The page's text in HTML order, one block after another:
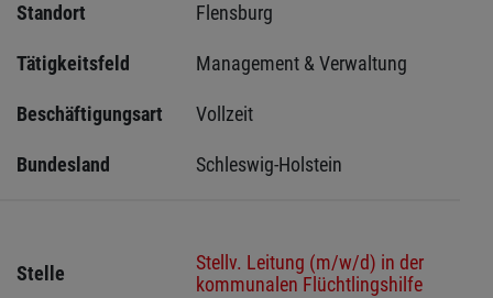
Standort
Flensburg
Tätigkeitsfeld Management & Verwaltung
Beschäftigungsart Vollzeit
Bundesland Schleswig-Holstein
Stelle
Stellv. Leitung (m/w/d) in der
kommunalen Flüchtlingshilfe